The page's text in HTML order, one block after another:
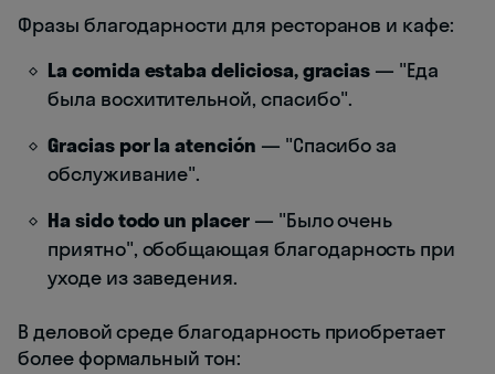
Фразы благодарности для ресторанов и кафе:
La comida estaba deliciosa, gracias — "Еда
была восхитительной, спасибо".
Gracias por la atención — "Спасибо за
обслуживание".
Ha sido todo un placer— "Было очень
приятно", обобщающая благодарность при
уходе из заведения.
В деловой среде благодарность приобретает
более формальный тон: